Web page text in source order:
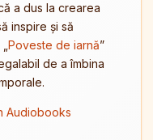
a dus la crearea
inspire și să
Poveste de iarnă”
de a îmbina
Audiobooks